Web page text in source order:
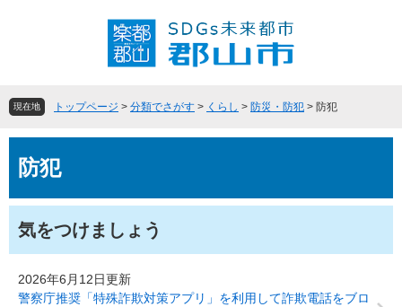
頭
す
飛
し
文
現在地 トップページ > 分類でさがす > くらし > 防災・防犯 > 防犯
防犯
気をつけましょう
2026年6月12日更新
警察庁推奨「特殊詐欺対策アプリ」を利用して詐欺電話をブロ